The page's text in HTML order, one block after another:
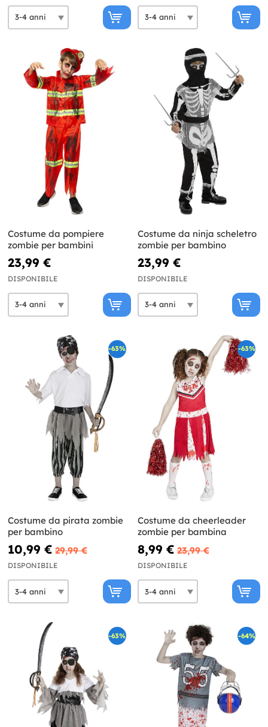
Costume da pompiere
zombie per bambini
23,99 €
DISPONIBILE
Costume da ninja scheletro
zombie per bambino
23,99 €
DISPONIBILE
-63%
Costume da pirata zombie
per bambino
10,99 € 29,99 €
DISPONIBILE
-63%
Costume da cheerleader
zombie per bambina
8,99 € 23,99 €
DISPONIBILE
-63% -64%